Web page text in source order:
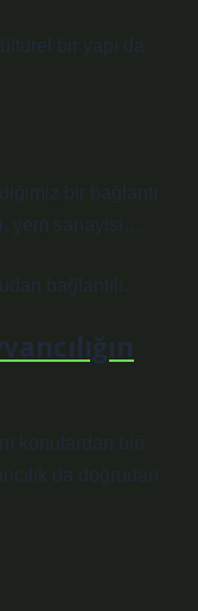
bir yapı da
bir bağlantı
yem sanayisi…
bağlantılı.
konulardan biri
da doğrudan